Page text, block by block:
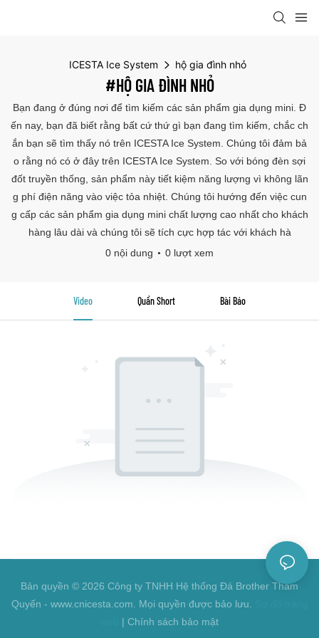
ICESTA Ice System hộ gia đình nhỏ
#HỘ GIA ĐÌNH NHỎ
Bạn đang ở đúng nơi để tìm kiếm các sản phẩm gia dụng mini. Đ
ến nay, bạn đã biết rằng bất cứ thứ gì bạn đang tìm kiếm, chắc ch
ắn bạn sẽ tìm thấy nó trên ICESTA Ice System. Chúng tôi đảm bả
o rằng nó có ở đây trên ICESTA Ice System. So với bóng đèn sợi
đốt truyền thống, sản phẩm này tiết kiệm năng lượng vì không lãn
g phí điện năng vào việc tỏa nhiệt. Chúng tôi hướng đến việc cun
g cấp các sản phẩm gia dụng mini chất lượng cao nhất cho khách
hàng lâu dài và chúng tôi sẽ tích cực hợp tác với khách hà
0 nội dung
0 lượt xem
Video Quần Short Bài Báo
Bản quyền © 2026 Công ty TNHH Hệ thống Đá Brother Thâm
Quyến - www.cnicesta.com. Mọi quyền được bảo lưu.
| Chính sách bảo mật